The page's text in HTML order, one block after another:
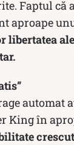
Faptul că
aproape
libertatea
automat
King în